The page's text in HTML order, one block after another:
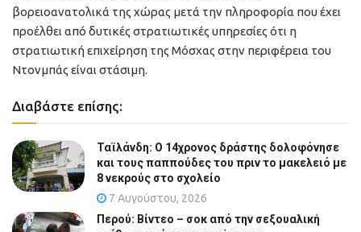
βορειοανατολικά της χώρας μετά την πληροφορία που έχει
προέλθει από δυτικές στρατιωτικές υπηρεσίες ότι η
στρατιωτική επιχείρηση της Μόσχας στην περιφέρεια του
Ντονμπάς είναι στάσιμη.
Διαβάστε επίσης:
Ταϊλάνδη: Ο 14χρονος δράστης δολοφόνησε
και τους παππούδες του πριν το μακελειό με
8 νεκρούς στο σχολείο
7 Αυγούστου, 2026
Περού: Βίντεο – σοκ από την σεξουαλική